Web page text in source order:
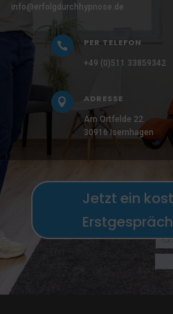
info@erfolgdurchhypnose.de
 PER TELEFON
+49 (0)511 33859342
 ADRESSE
Am Ortfelde 22
30916 Isernhagen
Jetzt ein